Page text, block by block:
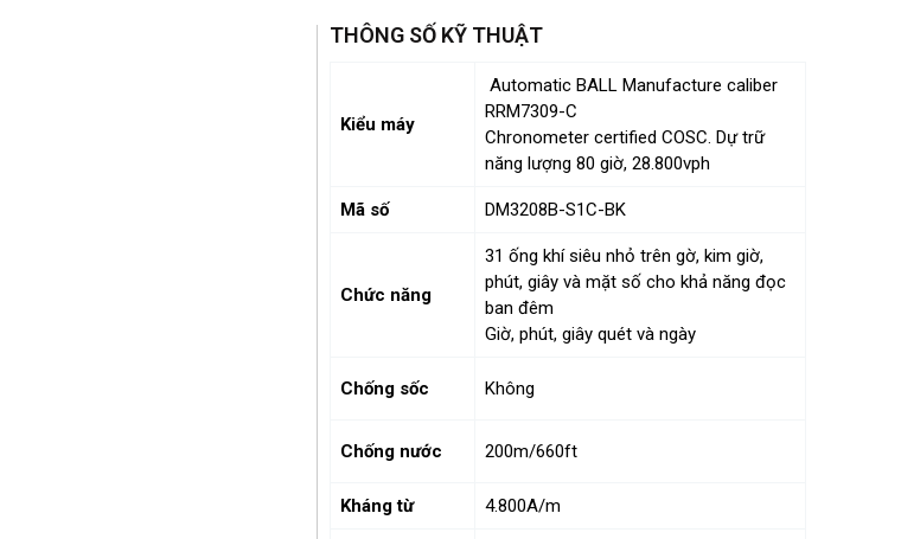
THÔNG SỐ KỸ THUẬT
Kiểu máy
Automatic BALL Manufacture caliber
RRM7309-C
Chronometer certified COSC. Dự trữ
năng lượng 80 giờ, 28.800vph
Mã số DM3208B-S1C-BK
Chức năng
31 ống khí siêu nhỏ trên gờ, kim giờ,
phút, giây và mặt số cho khả năng đọc
ban đêm
Giờ, phút, giây quét và ngày
Chống sốc Không
Chống nước 200m/660ft
Kháng từ 4.800A/m